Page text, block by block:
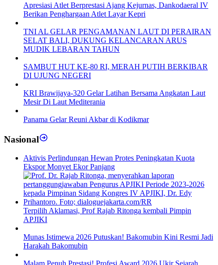
Apresiasi Atlet Berprestasi Ajang Kejurnas, Dankodaeral IV
Berikan Penghargaan Atlet Layar Kepri
TNI AL GELAR PENGAMANAN LAUT DI PERAIRAN
SELAT BALI, DUKUNG KELANCARAN ARUS
MUDIK LEBARAN TAHUN
SAMBUT HUT KE-80 RI, MERAH PUTIH BERKIBAR
DI UJUNG NEGERI
KRI Brawijaya-320 Gelar Latihan Bersama Angkatan Laut
Mesir Di Laut Mediterania
Panama Gelar Reuni Akbar di Kodikmar
Nasional
Aktivis Perlindungan Hewan Protes Peningkatan Kuota
Ekspor Monyet Ekor Panjang
Terpilih Aklamasi, Prof Rajab Ritonga kembali Pimpin
APJIKI
Munas Istimewa 2026 Putuskan! Bakomubin Kini Resmi Jadi
Harakah Bakomubin
Malam Penuh Prestasi! Profesi Award 2026 Ukir Sejarah